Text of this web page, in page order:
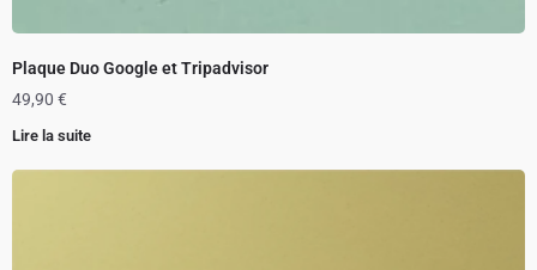
Plaque Duo Google et Tripadvisor
49,90 €
Lire la suite